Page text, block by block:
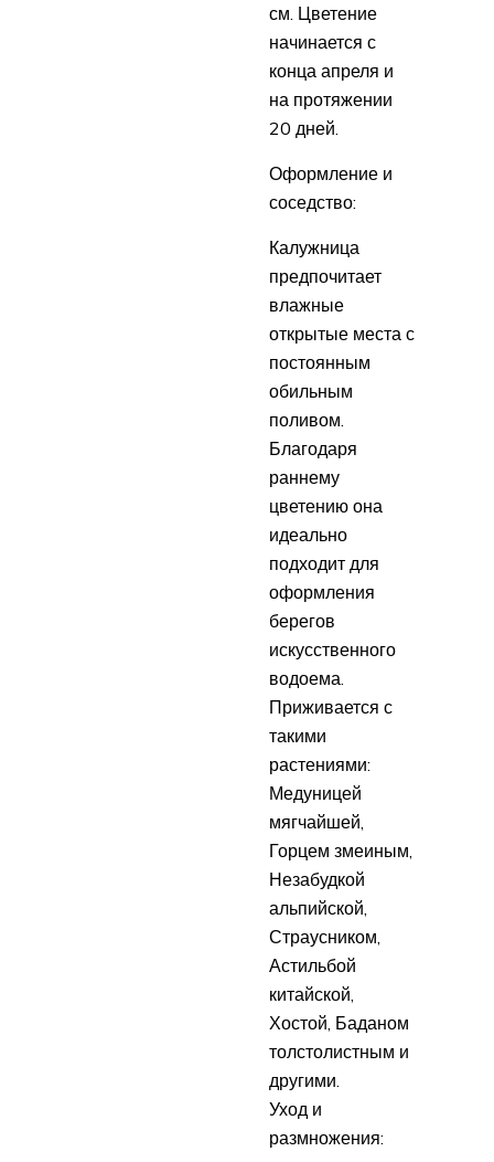
см. Цветение
начинается с
конца апреля и
на протяжении
20 дней.
Оформление и
соседство:
Калужница
предпочитает
влажные
открытые места с
постоянным
обильным
поливом.
Благодаря
раннему
цветению она
идеально
подходит для
оформления
берегов
искусственного
водоема.
Приживается с
такими
растениями:
Медуницей
мягчайшей,
Горцем змеиным,
Незабудкой
альпийской,
Страусником,
Астильбой
китайской,
Хостой, Баданом
толстолистным и
другими.
Уход и
размножения: